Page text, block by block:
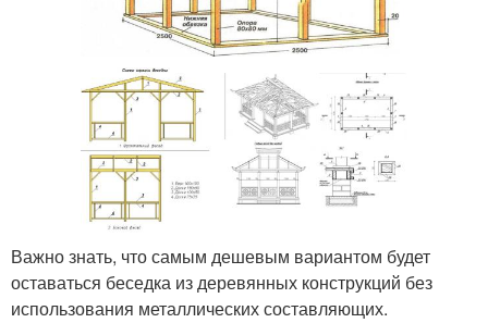
Важно знать, что самым дешевым вариантом будет
оставаться беседка из деревянных конструкций без
использования металлических составляющих.